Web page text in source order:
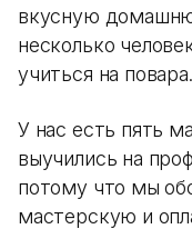
вкусную
несколько
учиться на повара.
У нас есть пять
выучились на
потому что мы
мастерскую и